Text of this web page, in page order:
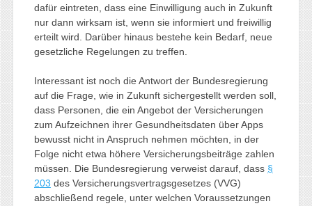
dafür eintreten, dass eine Einwilligung auch in Zukunft
nur dann wirksam ist, wenn sie informiert und freiwillig
erteilt wird. Darüber hinaus bestehe kein Bedarf, neue
gesetzliche Regelungen zu treffen.
Interessant ist noch die Antwort der Bundesregierung
auf die Frage, wie in Zukunft sichergestellt werden soll,
dass Personen, die ein Angebot der Versicherungen
zum Aufzeichnen ihrer Gesundheitsdaten über Apps
bewusst nicht in Anspruch nehmen möchten, in der
Folge nicht etwa höhere Versicherungsbeiträge zahlen
müssen. Die Bundesregierung verweist darauf, dass §
203 des Versicherungsvertragsgesetzes (VVG)
abschließend regele, unter welchen Voraussetzungen